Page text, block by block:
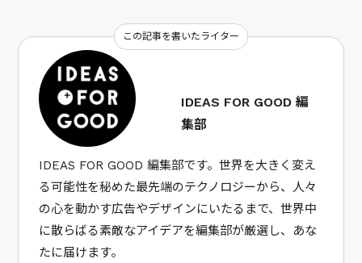
この記事を書いたライター
IDEAS FOR GOOD 編
集部
IDEAS FOR GOOD 編集部です。世界を大きく変え
る可能性を秘めた最先端のテクノロジーから、人々
の心を動かす広告やデザインにいたるまで、世界中
に散らばる素敵なアイデアを編集部が厳選し、あな
たに届けます。